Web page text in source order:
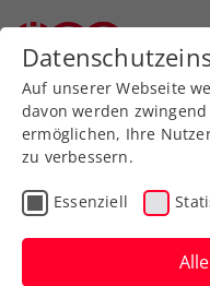
Zurück zur
Turniere
Erstmals
Auf unserer Webseite
davon werden
ermöglichen, Ihre
zu verbessern.
Essenziell